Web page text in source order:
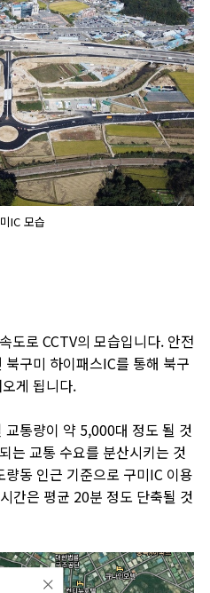
IC 모습
도로 CCTV의 모습입니다. 안전
구미 하이패스IC를 통해 북구
게 됩니다.
통량이 약 5,000대 정도 될 것
는 교통 수요를 분산시키는 것
동 인근 기준으로 구미IC 이용
간은 평균 20분 정도 단축될 것